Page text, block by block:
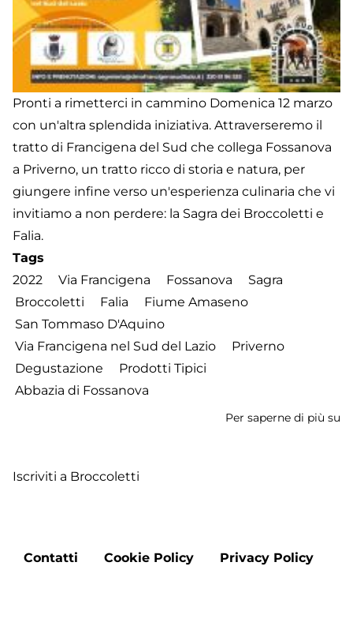
Pronti a rimetterci in cammino Domenica 12 marzo
con un'altra splendida iniziativa. Attraverseremo il
tratto di Francigena del Sud che collega Fossanova
a Priverno, un tratto ricco di storia e natura, per
giungere infine verso un'esperienza culinaria che vi
invitiamo a non perdere: la Sagra dei Broccoletti e
Falia.
Tags
2022
Via Francigena Fossanova
Sagra
Broccoletti
Falia
Fiume Amaseno
San Tommaso D'Aquino
Via Francigena nel Sud del Lazio
Priverno
Degustazione
Prodotti Tipici
Abbazia di Fossanova
Per saperne di più su
Iscriviti a Broccoletti
Footer
Contatti Cookie Policy Privacy Policy